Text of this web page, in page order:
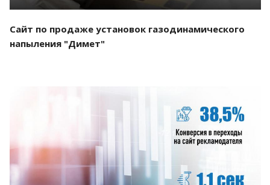
Сайт по продаже установок газодинамического
напыления "Димет"